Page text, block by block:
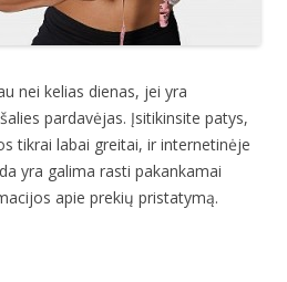
nei kelias dienas, jei yra
pardavėjas. Įsitikinsite patys,
tikrai labai greitai, ir internetinėje
yra galima rasti pakankamai
apie prekių pristatymą.